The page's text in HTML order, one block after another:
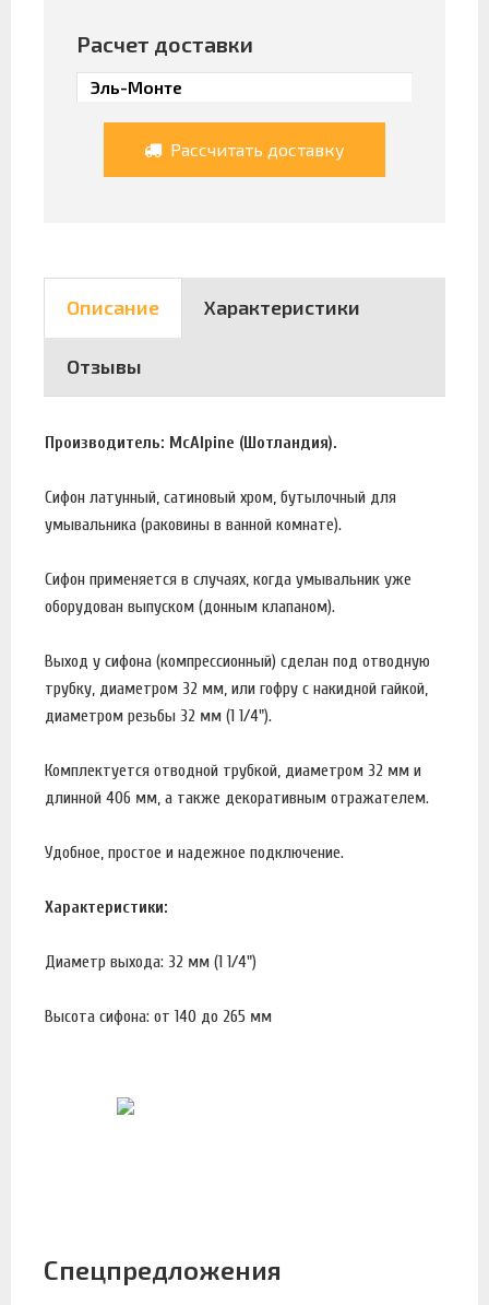
Расчет доставки
Рассчитать доставку
Описание Характеристики
Отзывы
Производитель: McAlpine (Шотландия).
Сифон латунный, сатиновый хром, бутылочный для
умывальника (раковины в ванной комнате).
Сифон применяется в случаях, когда умывальник уже
оборудован выпуском (донным клапаном).
Выход у сифона (компрессионный) сделан под отводную
трубку, диаметром 32 мм, или гофру с накидной гайкой,
диаметром резьбы 32 мм (1 1/4").
Комплектуется отводной трубкой, диаметром 32 мм и
длинной 406 мм, а также декоративным отражателем.
Удобное, простое и надежное подключение.
Характеристики:
Диаметр выхода: 32 мм (1 1/4")
Высота сифона: от 140 до 265 мм
Спецпредложения